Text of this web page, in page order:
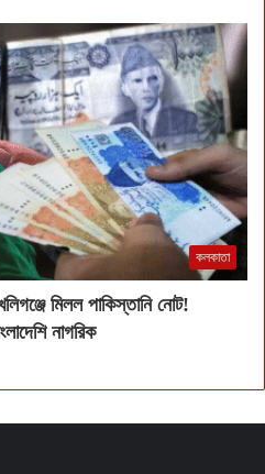
কলকাতা
মিলল পাকিস্তানি নোট!
নাগরিক